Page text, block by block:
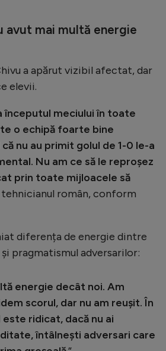
cont
avut mai multă energie
a apărut vizibil afectat, dar
elevii.
începutul meciului în toate
o echipă foarte bine
nu au primit golul de 1-0 le-a
Nu am ce să le reproșez
prin toate mijloacele să
tehnicianul român, conform
diferența de energie dintre
pragmatismul adversarilor:
energie decât noi. Am
scorul, dar nu am reușit. În
ridicat, dacă nu ai
întâlnești adversari care